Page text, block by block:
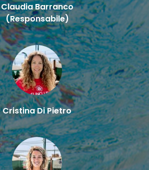
Claudia Barranco
(Responsabile)
Cristina Di Pietro